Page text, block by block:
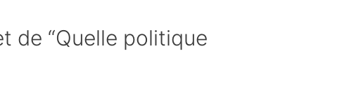
de “Quelle politique